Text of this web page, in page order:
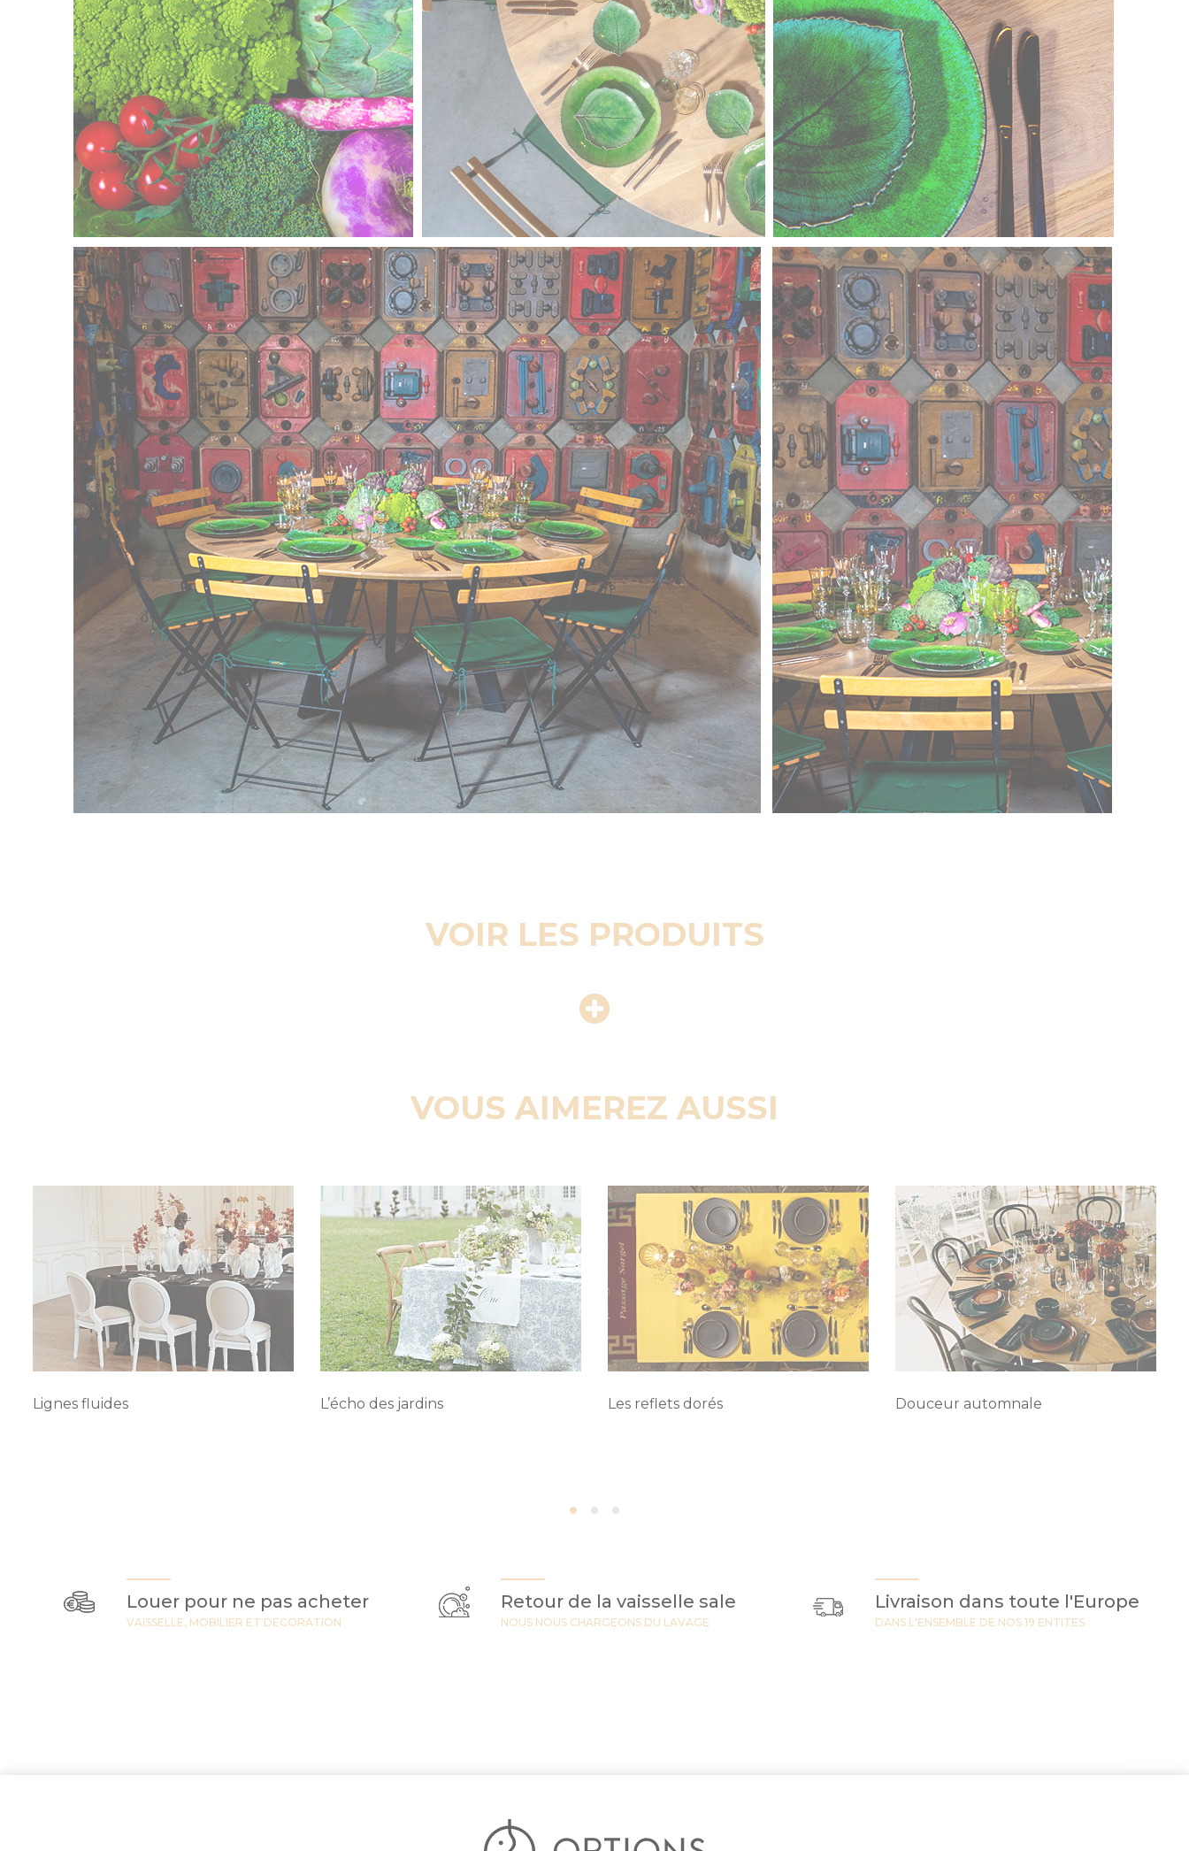
VOIR LES PRODUITS
VOUS AIMEREZ AUSSI
Lignes fluides L’écho des jardins Les reflets dorés Douceur automnale
Louer pour ne pas acheter
VAISSELLE, MOBILIER ET DECORATION
Retour de la vaisselle sale
NOUS NOUS CHARGEONS DU LAVAGE
Livraison dans toute l'Europe
DANS L'ENSEMBLE DE NOS 19 ENTITES